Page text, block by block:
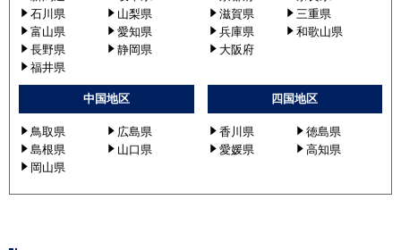
PLZX-ZRMP112ELFGV
PLZX-ZRMP112HF3
PLZX-ZRMP112HF4
PLZX-ZRMP112EFGV
PLZX-ZRMP112HBF4
PLZX-ZRMP112ELFGR
PLZX-ZRMP112EFGR
石川県
山梨県
富山県
愛知県
長野県
静岡県
福井県
滋賀県
三重県
兵庫県
和歌山県
大阪府
中国地区
鳥取県
広島県
島根県
山口県
岡山県
四国地区
香川県
徳島県
愛媛県
高知県